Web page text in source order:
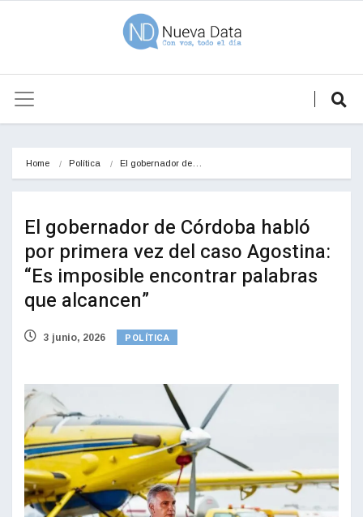
Home Política El gobernador de…
El gobernador de Córdoba habló
por primera vez del caso Agostina:
“Es imposible encontrar palabras
que alcancen”
3 junio, 2026 POLÍTICA